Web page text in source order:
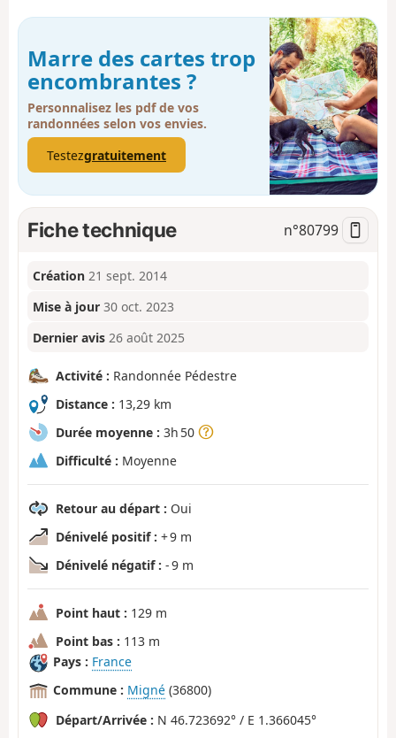
Marre des cartes trop
encombrantes ?
Personnalisez les pdf de vos
randonnées selon vos envies.
Testezgratuitement
Fiche technique n°80799
Création 21 sept. 2014
Mise à jour 30 oct. 2023
Dernier avis 26 août 2025
Activité : Randonnée Pédestre
Distance : 13,29 km
Durée moyenne : 3h 50
Difficulté : Moyenne
Retour au départ : Oui
Dénivelé positif : + 9 m
Dénivelé négatif : - 9 m
Point haut : 129 m
Point bas : 113 m
Pays : France
Commune : Migné (36800)
Départ/Arrivée : N 46.723692° / E 1.366045°